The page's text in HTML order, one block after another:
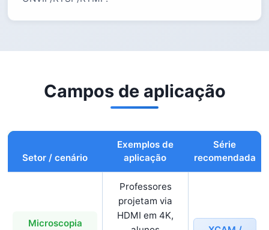
Campos de aplicação
Setor / cenário
Exemplos de
aplicação
Série
recomendada
Microscopia
Professores
projetam via
HDMI em 4K,